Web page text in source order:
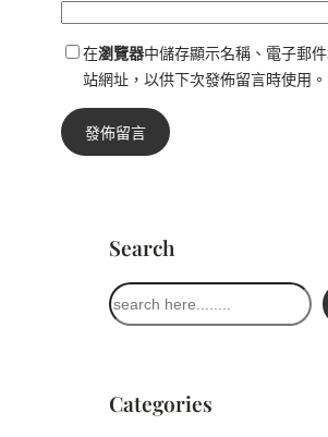
在瀏覽器中儲存顯示名稱、電子郵
站網址，以供下次發佈留言時使用。
Search
搜
尋
Categories